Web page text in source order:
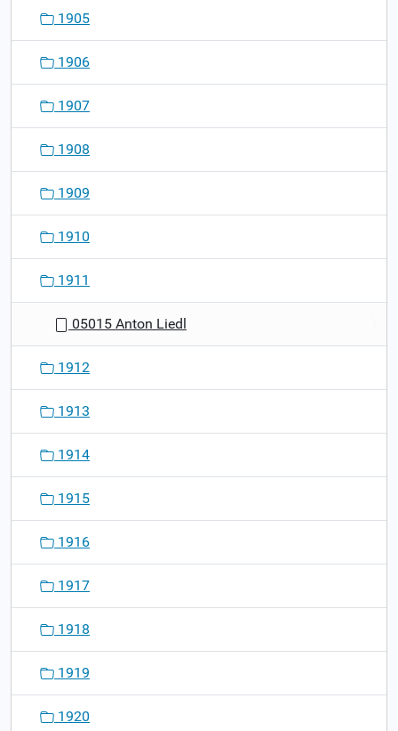
1905
1906
1907
1908
1909
1910
1911
05015 Anton Liedl
1912
1913
1914
1915
1916
1917
1918
1919
1920